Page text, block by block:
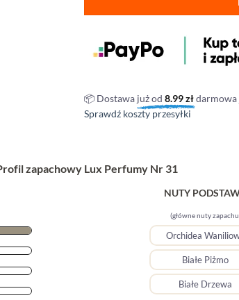
📦 Dostawa już od 8.99zł darmowa
Sprawdź koszty przesyłki
zapachowy Lux Perfumy Nr 31
NUTY
(główne nuty
Orchidea
Białe Piżmo
Białe Drzewa